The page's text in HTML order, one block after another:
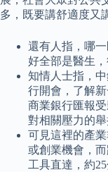
多，既要講舒適度又
還有人指，哪
好全部是醫生，
知情人士指，
行開會，了解
商業銀行匯報
對相關壓力的舉
可見這裡的產
或創業機會，
工具直達，約